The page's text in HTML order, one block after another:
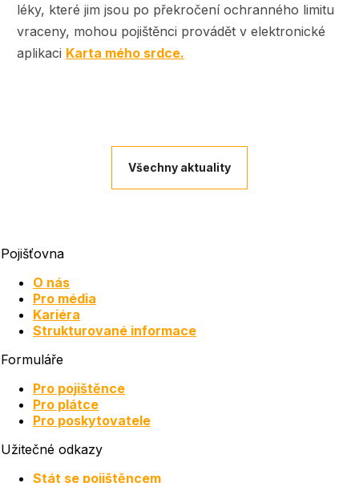
léky, které jim jsou po překročení ochranného limitu
vraceny, mohou pojištěnci provádět v elektronické
aplikaci Karta mého srdce.
Všechny aktuality
Pojišťovna
O nás
Pro média
Kariéra
Strukturované informace
Formuláře
Pro pojištěnce
Pro plátce
Pro poskytovatele
Užitečné odkazy
Stát se pojištěncem